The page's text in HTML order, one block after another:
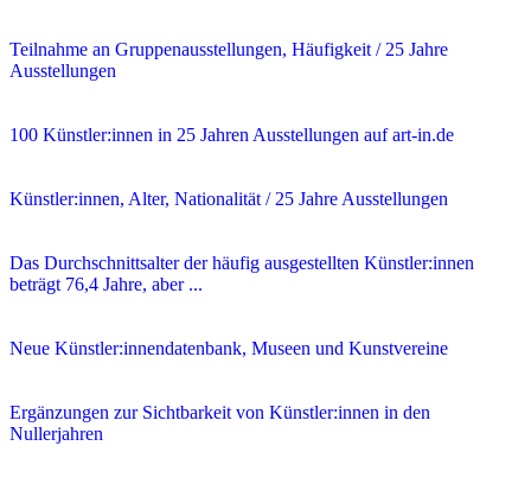
Teilnahme an Gruppenausstellungen, Häufigkeit / 25 Jahre
Ausstellungen
100 Künstler:innen in 25 Jahren Ausstellungen auf art-in.de
Künstler:innen, Alter, Nationalität / 25 Jahre Ausstellungen
Das Durchschnittsalter der häufig ausgestellten Künstler:innen
beträgt 76,4 Jahre, aber ...
Neue Künstler:innendatenbank, Museen und Kunstvereine
Ergänzungen zur Sichtbarkeit von Künstler:innen in den
Nullerjahren